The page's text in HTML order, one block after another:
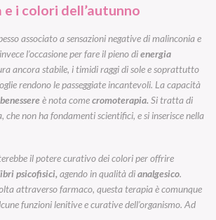
i colori dell’autunno
associato a sensazioni negative di malinconia e
l’occasione per fare il pieno dienergia
ancora stabile, i timidi raggi di sole e soprattutto
rendono le passeggiate incantevoli. La capacità
benessereè nota comecromoterapia. Si tratta di
non ha fondamenti scientifici, e si inserisce nella
il potere curativo dei colori per offrire
psicofisici, agendo in qualità dianalgesico.
attraverso farmaco, questa terapia è comunque
funzioni lenitive e curative dell’organismo. Ad